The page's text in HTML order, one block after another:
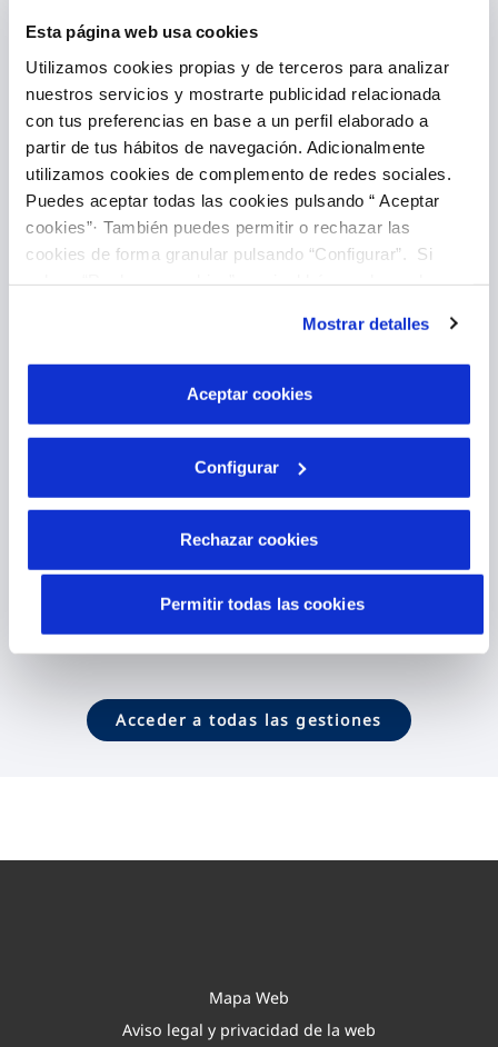
Esta página web usa cookies
Utilizamos cookies propias y de terceros para analizar
nuestros servicios y mostrarte publicidad relacionada
con tus preferencias en base a un perfil elaborado a
partir de tus hábitos de navegación. Adicionalmente
utilizamos cookies de complemento de redes sociales.
Puedes aceptar todas las cookies pulsando “ Aceptar
cookies”· También puedes permitir o rechazar las
cookies de forma granular pulsando “Configurar”. Si
son indispensables para que el sitio web funcione y que
por tanto no se pueden desactivar. Puedes consultar
más información en nuestraPolítica de Cookies
Mostrar detalles
Aceptar cookies
Configurar
Rechazar cookies
Permitir todas las cookies
Introducir lectura
Contactar
Acceder a todas las gestiones
Mapa Web
Aviso legal y privacidad de la web